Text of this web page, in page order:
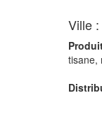
Ville :
tisane,